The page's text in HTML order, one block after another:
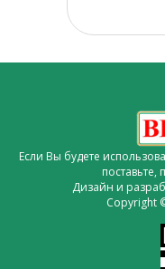
Если Вы будете
поставьте,
Дизайн и
Copyright